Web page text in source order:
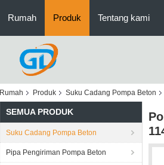
Rumah Produk Tentang kami
Rumah Produk Suku Cadang Pompa Beton
SEMUA PRODUK
Suku Cadang Pompa Beton
Pipa Pengiriman Pompa Beton